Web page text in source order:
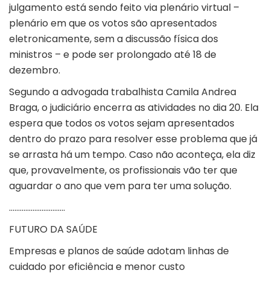
julgamento está sendo feito via plenário virtual –
plenário em que os votos são apresentados
eletronicamente, sem a discussão física dos
ministros – e pode ser prolongado até 18 de
dezembro.
Segundo a advogada trabalhista Camila Andrea
Braga, o judiciário encerra as atividades no dia 20. Ela
espera que todos os votos sejam apresentados
dentro do prazo para resolver esse problema que já
se arrasta há um tempo. Caso não aconteça, ela diz
que, provavelmente, os profissionais vão ter que
aguardar o ano que vem para ter uma solução.
………………………….
FUTURO DA SAÚDE
Empresas e planos de saúde adotam linhas de
cuidado por eficiência e menor custo